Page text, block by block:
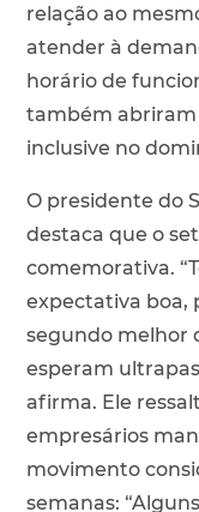
relação ao
atender à
horário de
também abriram
inclusive no
O presidente do
destaca que o
comemorativa.
expectativa boa,
segundo melhor
esperam
afirma. Ele
empresários
movimento
semanas: